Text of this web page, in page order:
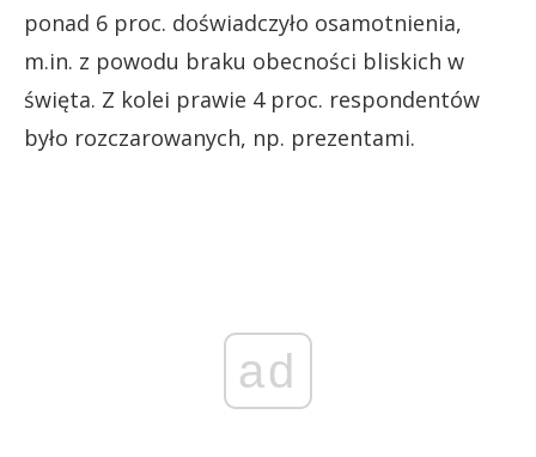
ponad 6 proc. doświadczyło osamotnienia,
m.in. z powodu braku obecności bliskich w
święta. Z kolei prawie 4 proc. respondentów
było rozczarowanych, np. prezentami.
ad